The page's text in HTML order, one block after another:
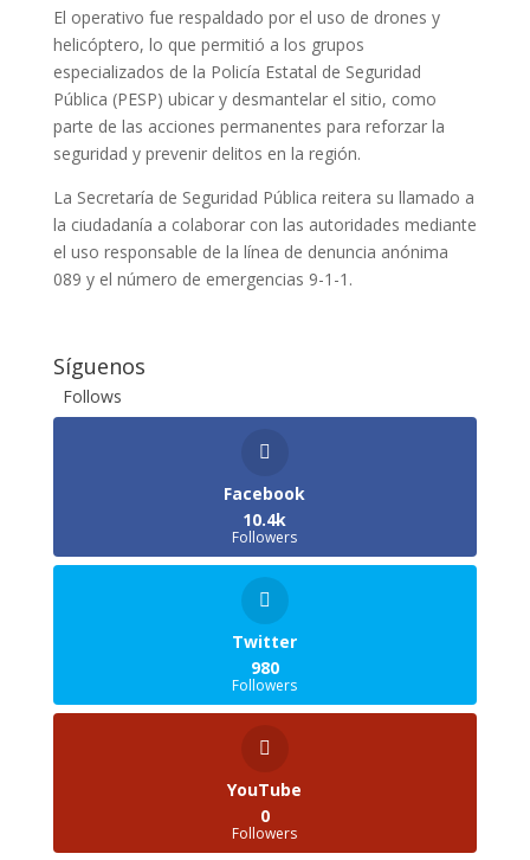
El operativo fue respaldado por el uso de drones y
helicóptero, lo que permitió a los grupos
especializados de la Policía Estatal de Seguridad
Pública (PESP) ubicar y desmantelar el sitio, como
parte de las acciones permanentes para reforzar la
seguridad y prevenir delitos en la región.
La Secretaría de Seguridad Pública reitera su llamado a
la ciudadanía a colaborar con las autoridades mediante
el uso responsable de la línea de denuncia anónima
089 y el número de emergencias 9-1-1.
Síguenos
Follows
Facebook
10.4k
Followers
Twitter
980
Followers
YouTube
0
Followers